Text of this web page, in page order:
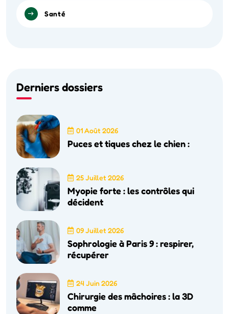
Santé
Derniers dossiers
01 Août 2026
Puces et tiques chez le chien :
25 Juillet 2026
Myopie forte : les contrôles qui
décident
09 Juillet 2026
Sophrologie à Paris 9 : respirer,
récupérer
24 Juin 2026
Chirurgie des mâchoires : la 3D
comme